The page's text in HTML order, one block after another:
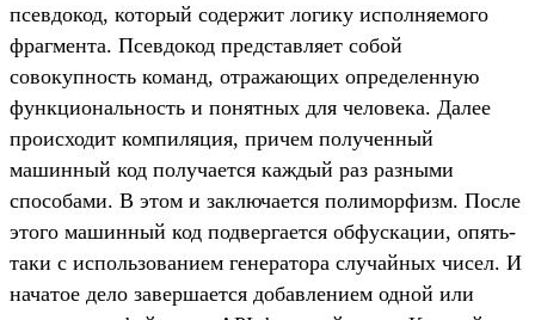
псевдокод, который содержит логику исполняемого
фрагмента. Псевдокод представляет собой
совокупность команд, отражающих определенную
функциональность и понятных для человека. Далее
происходит компиляция, причем полученный
машинный код получается каждый раз разными
способами. В этом и заключается полиморфизм. После
этого машинный код подвергается обфускации, опять-
таки с использованием генератора случайных чисел. И
начатое дело завершается добавлением одной или